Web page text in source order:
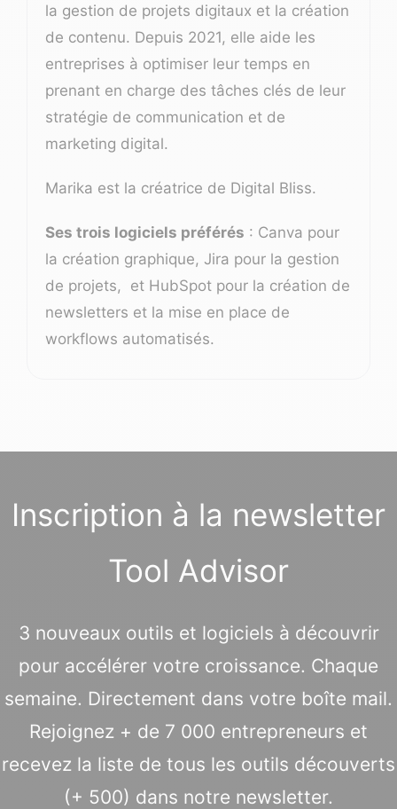
la gestion de projets digitaux et la création
de contenu. Depuis 2021, elle aide les
entreprises à optimiser leur temps en
prenant en charge des tâches clés de leur
stratégie de communication et de
marketing digital.
Marika est la créatrice de Digital Bliss.
Ses trois logiciels préférés : Canva pour
la création graphique, Jira pour la gestion
de projets, et HubSpot pour la création de
newsletters et la mise en place de
workflows automatisés.
Inscription à la newsletter
Tool Advisor
3 nouveaux outils et logiciels à découvrir
pour accélérer votre croissance. Chaque
semaine. Directement dans votre boîte mail.
Rejoignez + de 7 000 entrepreneurs et
recevez la liste de tous les outils découverts
(+ 500) dans notre newsletter.